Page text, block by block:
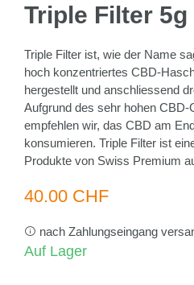
Triple Filter 5g
Triple Filter ist, wie der Name
hoch konzentriertes CBD-
hergestellt und anschliessend
Aufgrund des sehr hohen
empfehlen wir, das CBD am
konsumieren. Triple Filter ist
Produkte von Swiss Premium
40.00 CHF
nach Zahlungseingang
Auf Lager